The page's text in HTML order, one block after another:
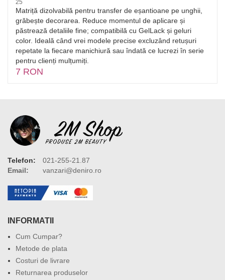
25
Matriță dizolvabilă pentru transfer de eșantioane pe unghii,
grăbește decorarea. Reduce momentul de aplicare și
păstrează detaliile fine; compatibilă cu GelLack și geluri
color. Ideală când vrei modele precise excluzând retușuri
repetate la fiecare manichiură sau îndată ce lucrezi în serie
pentru clienți mulțumiți.
7 RON
Telefon:
021-255-21.87
Email:
vanzari@deniro.ro
INFORMATII
Cum Cumpar?
Metode de plata
Costuri de livrare
Returnarea produselor